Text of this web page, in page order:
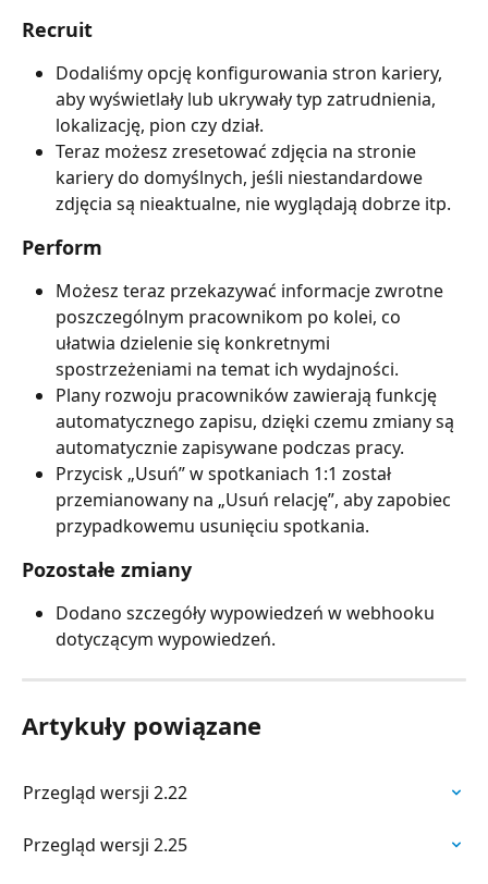
Recruit
Dodaliśmy opcję konfigurowania stron kariery,
aby wyświetlały lub ukrywały typ zatrudnienia,
lokalizację, pion czy dział.
Teraz możesz zresetować zdjęcia na stronie
kariery do domyślnych, jeśli niestandardowe
zdjęcia są nieaktualne, nie wyglądają dobrze itp.
Perform
Możesz teraz przekazywać informacje zwrotne
poszczególnym pracownikom po kolei, co
ułatwia dzielenie się konkretnymi
spostrzeżeniami na temat ich wydajności.
Plany rozwoju pracowników zawierają funkcję
automatycznego zapisu, dzięki czemu zmiany są
automatycznie zapisywane podczas pracy.
Przycisk „Usuń” w spotkaniach 1:1 został
przemianowany na „Usuń relację”, aby zapobiec
przypadkowemu usunięciu spotkania.
Pozostałe zmiany
Dodano szczegóły wypowiedzeń w webhooku
dotyczącym wypowiedzeń.
Artykuły powiązane
Przegląd wersji 2.22
Przegląd wersji 2.25